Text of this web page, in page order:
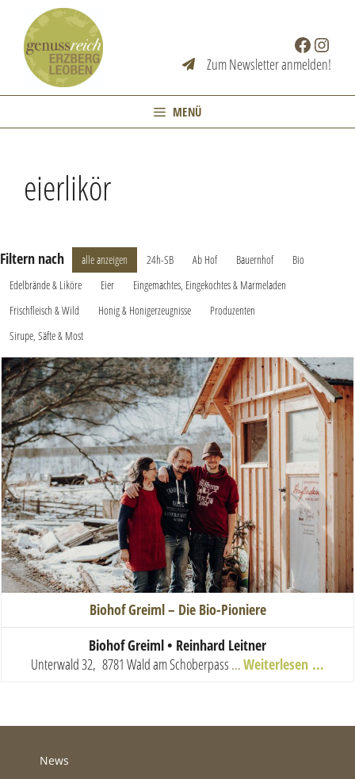
springen
Facebook
Zum Newsletter anmelden!
MENÜ
eierlikör
Filtern nach alle anzeigen 24h-SB Ab Hof Bauernhof
Bio
Edelbrände & Liköre
Eier
Eingemachtes, Eingekochtes & Marmeladen
Frischfleisch & Wild
Honig & Honigerzeugnisse
Produzenten
Sirupe, Säfte & Most
Biohof Greiml – Die Bio-Pioniere
Biohof Greiml • Reinhard Leitner
Unterwald 32, 8781 Wald am Schoberpass ...Weiterlesen …
News